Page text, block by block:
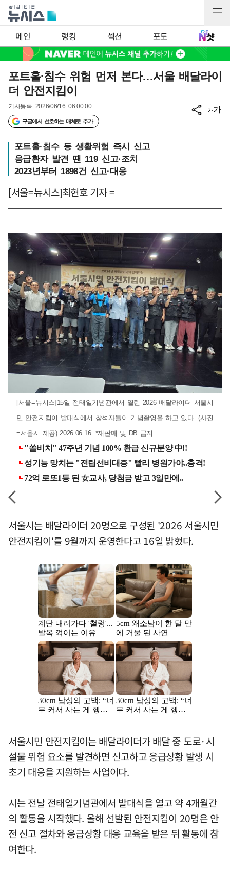
메인 랭킹 섹션 포토
포트홀·침수 위험 먼저 본다…서울 배달라이
더 안전지킴이
기사등록 2026/06/16 06:00:00
구글에서 선호하는 매체로 추가
가가
포트홀·침수 등 생활위험 즉시 신고
응급환자 발견 땐 119 신고·조치
2023년부터 1898건 신고·대응
[서울=뉴시스]최현호 기자 =
[서울=뉴시스]15일 전태일기념관에서 열린 2026 배달라이더 서울시
민 안전지킴이 발대식에서 참석자들이 기념촬영을 하고 있다. (사진
=서울시 제공) 2026.06.16. *재판매 및 DB 금지
서울시는 배달라이더 20명으로 구성된 '2026 서울시민
안전지킴이'를 9월까지 운영한다고 16일 밝혔다.
서울시민 안전지킴이는 배달라이더가 배달 중 도로·시
설물 위험 요소를 발견하면 신고하고 응급상황 발생 시
초기 대응을 지원하는 사업이다.
시는 전날 전태일기념관에서 발대식을 열고 약 4개월간
의 활동을 시작했다. 올해 선발된 안전지킴이 20명은 안
전 신고 절차와 응급상황 대응 교육을 받은 뒤 활동에 참
여한다.